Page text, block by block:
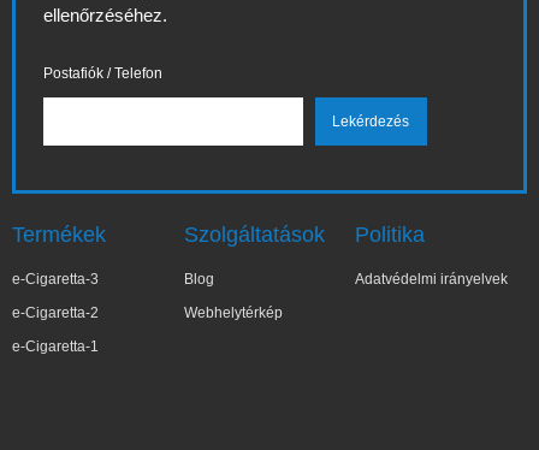
ellenőrzéséhez.
Postafiók / Telefon
Termékek
e-Cigaretta-3
e-Cigaretta-2
e-Cigaretta-1
Szolgáltatások
Blog
Webhelytérkép
Politika
Adatvédelmi irányelvek